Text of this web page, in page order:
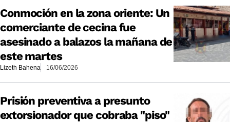
Conmoción en la zona oriente: Un
comerciante de cecina fue
asesinado a balazos la mañana de
este martes
Lizeth Bahena 16/06/2026
Prisión preventiva a presunto
extorsionador que cobraba "piso"